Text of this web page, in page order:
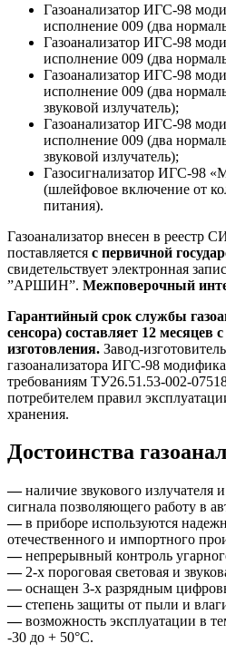
Газоанализатор ИГС-98
исполнение 009 (два
Газоанализатор ИГС-98
исполнение 009 (два
Газоанализатор ИГС-98
исполнение 009 (два
звуковой излучатель);
Газоанализатор ИГС-98
исполнение 009 (два
звуковой излучатель);
Газосигнализатор ИГС-98
(шлейфовое включение от
питания).
Газоанализатор внесен в реестр
поставляется с первичной
свидетельствует электронная
”АРШИН”. Межповерочный
Гарантийный срок службы
сенсора) составляет 12 месяцев
изготовления. Завод-
газоанализатора ИГС-98
требованиям ТУ26.51.53-002-
потребителем правил
хранения.
Достоинства
—наличие звукового излучателя
сигнала позволяющего работу в
—в приборе используются
отечественного и импортного
—непрерывный контроль
—2-х пороговая световая и
—оснащен 3-х разрядным
—степень защиты от пыли и
—возможность эксплуатации в
-30 до + 50°C.